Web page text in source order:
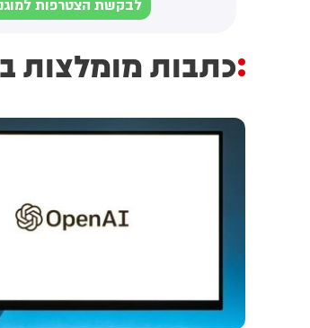
לבקשת הצטרפות
כתבות מומלצות